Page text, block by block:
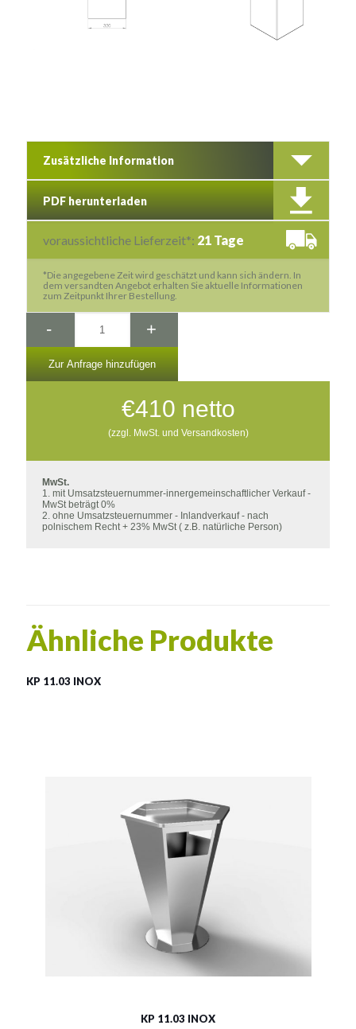
Zusätzliche Information
PDF herunterladen
voraussichtliche Lieferzeit*: 21 Tage
*Die angegebene Zeit wird geschätzt und kann sich ändern. In
dem versandten Angebot erhalten Sie aktuelle Informationen
zum Zeitpunkt Ihrer Bestellung.
- +
Zur Anfrage hinzufügen
€410 netto
(zzgl. MwSt. und Versandkosten)
MwSt.
1. mit Umsatzsteuernummer-innergemeinschaftlicher Verkauf -
MwSt beträgt 0%
2. ohne Umsatzsteuernummer - Inlandverkauf - nach
polnischem Recht + 23% MwSt ( z.B. natürliche Person)
Ähnliche Produkte
KP 11.03 INOX
58l
Siehe mehr
KP 11.03 INOX